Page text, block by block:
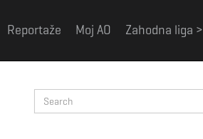
Reportaže Moj AO Zahodna liga >
e